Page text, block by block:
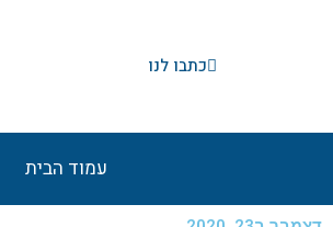
כתבו לנו
עמוד הבית